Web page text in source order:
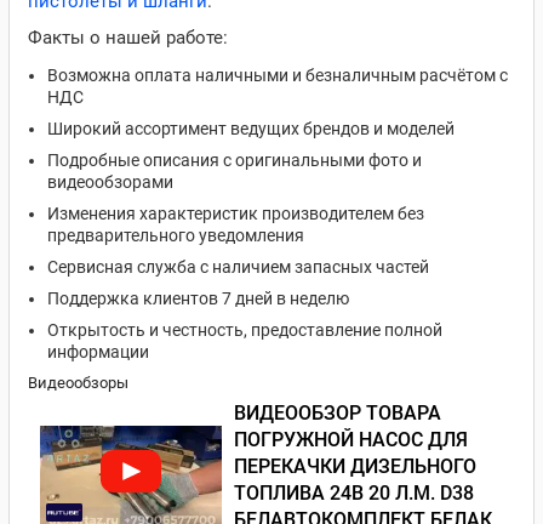
Факты о нашей работе:
Возможна оплата наличными и безналичным расчётом с
НДС
Широкий ассортимент ведущих брендов и моделей
Подробные описания с оригинальными фото и
видеообзорами
Изменения характеристик производителем без
предварительного уведомления
Сервисная служба с наличием запасных частей
Поддержка клиентов 7 дней в неделю
Открытость и честность, предоставление полной
информации
Видеообзоры
ВИДЕООБЗОР ТОВАРА
ПОГРУЖНОЙ НАСОС ДЛЯ
ПЕРЕКАЧКИ ДИЗЕЛЬНОГО
ТОПЛИВА 24В 20 Л.М. D38